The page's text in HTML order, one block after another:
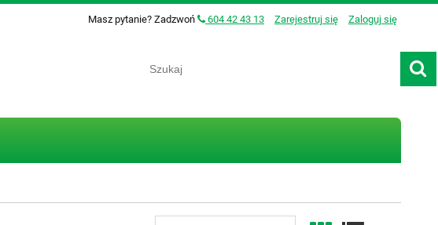
Masz pytanie? Zadzwoń 604 42 43 13 Zarejestruj się Zaloguj się